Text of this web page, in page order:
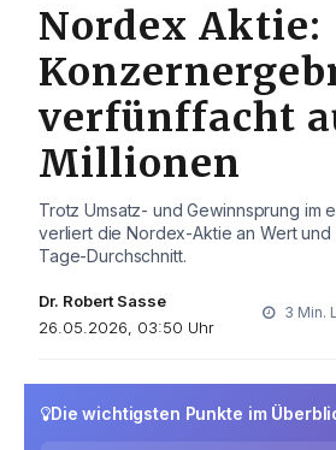
Nordex Aktie:
verfünffacht
Millionen
Trotz Umsatz- und Gewinnsprung im
verliert die Nordex-Aktie an Wert
Tage-Durchschnitt.
Dr. Robert Sasse
26.05.2026, 03:50 Uhr
3 Min.
Die wichtigsten Punkte im